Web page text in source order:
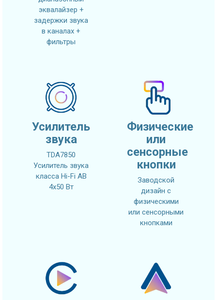
эквалайзер +
задержки звука
в каналах +
фильтры
Усилитель
звука
TDA7850
Усилитель звука
класса Hi-Fi AB
4x50 Вт
Физические
или
сенсорные
кнопки
Заводской
дизайн с
физическими
или сенсорными
кнопками